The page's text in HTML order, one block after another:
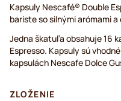
Kapsuly Nescafé® Double
bariste so silnými arómami
Jedna škatuľa obsahuje 16
Espresso. Kapsuly sú
kapsulách Nescafe Dolce
ZLOŽENIE